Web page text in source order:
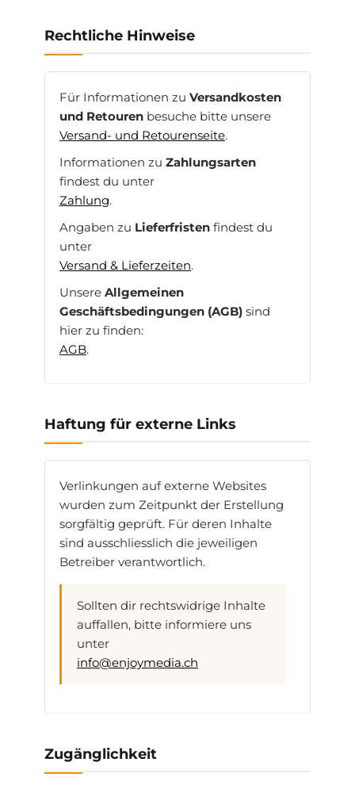
Rechtliche Hinweise
Für Informationen zu Versandkosten
und Retouren besuche bitte unsere
Versand- und Retourenseite.
Informationen zu Zahlungsarten
findest du unter
Zahlung.
Angaben zu Lieferfristen findest du
unter
Versand & Lieferzeiten.
Unsere Allgemeinen
Geschäftsbedingungen (AGB) sind
hier zu finden:
AGB.
Haftung für externe Links
Verlinkungen auf externe Websites
wurden zum Zeitpunkt der Erstellung
sorgfältig geprüft. Für deren Inhalte
sind ausschliesslich die jeweiligen
Betreiber verantwortlich.
Sollten dir rechtswidrige Inhalte
auffallen, bitte informiere uns
unter
info@enjoymedia.ch
Zugänglichkeit